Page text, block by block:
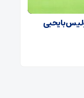
با یحیی